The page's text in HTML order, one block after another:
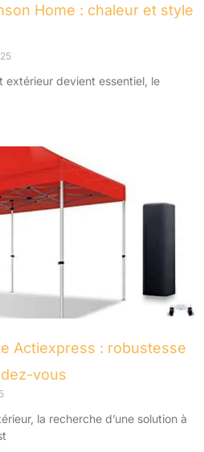
Home : chaleur et style
extérieur devient essentiel, le
Actiexpress : robustesse
vous
la recherche d’une solution à